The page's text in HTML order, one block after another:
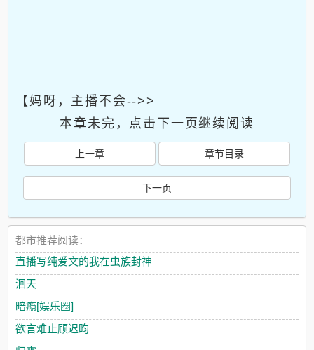
【妈呀，主播不会-->>
本章未完，点击下一页继续阅读
上一章 章节目录
下一页
都市推荐阅读：
直播写纯爱文的我在虫族封神
洄天
暗瘾[娱乐圈]
欲言难止顾迟昀